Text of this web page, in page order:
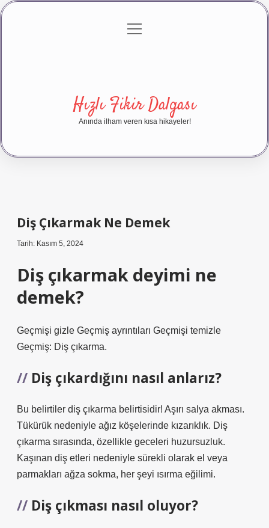
Gizlilik Politikası
menüyü
Hızlı Fikir Dalgası
Anında ilham veren kısa hikayeler!
Diş Çıkarmak Ne Demek
Tarih: Kasım 5, 2024
Diş çıkarmak deyimi ne
demek?
Geçmişi gizle Geçmiş ayrıntıları Geçmişi temizle
Geçmiş: Diş çıkarma.
Diş çıkardığını nasıl anlarız?
Bu belirtiler diş çıkarma belirtisidir! Aşırı salya akması.
Tükürük nedeniyle ağız köşelerinde kızarıklık. Diş
çıkarma sırasında, özellikle geceleri huzursuzluk.
Kaşınan diş etleri nedeniyle sürekli olarak el veya
parmakları ağza sokma, her şeyi ısırma eğilimi.
Diş çıkması nasıl oluyor?